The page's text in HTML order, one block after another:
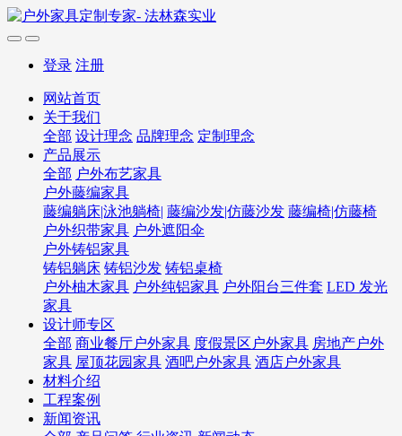
登录 注册
网站首页
关于我们
全部 设计理念 品牌理念 定制理念
产品展示
全部 户外布艺家具
户外藤编家具
藤编躺床|泳池躺椅| 藤编沙发|仿藤沙发 藤编椅|仿藤椅
户外织带家具 户外遮阳伞
户外铸铝家具
铸铝躺床 铸铝沙发 铸铝桌椅
户外柚木家具 户外纯铝家具 户外阳台三件套 LED 发光
家具
设计师专区
全部 商业餐厅户外家具 度假景区户外家具 房地产户外
家具 屋顶花园家具 酒吧户外家具 酒店户外家具
材料介绍
工程案例
新闻资讯